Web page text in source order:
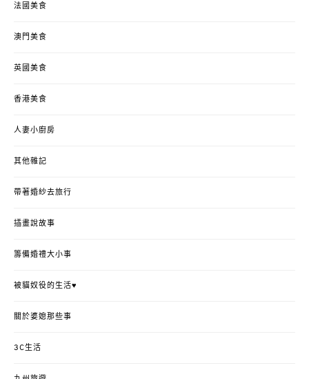
法國美食
澳門美食
英國美食
香港美食
人妻小廚房
其他雜記
帶著婚紗去旅行
插畫說故事
籌備婚禮大小事
被貓奴役的生活♥
關於婆媳那些事
3C生活